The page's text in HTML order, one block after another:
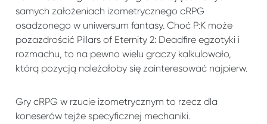
samych założeniach izometrycznego cRPG
osadzonego w uniwersum fantasy. Choć P:K może
pozazdrościć Pillars of Eternity 2: Deadfire egzotyki i
rozmachu, to na pewno wielu graczy kalkulowało,
którą pozycją należałoby się zainteresować najpierw.
Gry cRPG w rzucie izometrycznym to rzecz dla
koneserów tejże specyficznej mechaniki.